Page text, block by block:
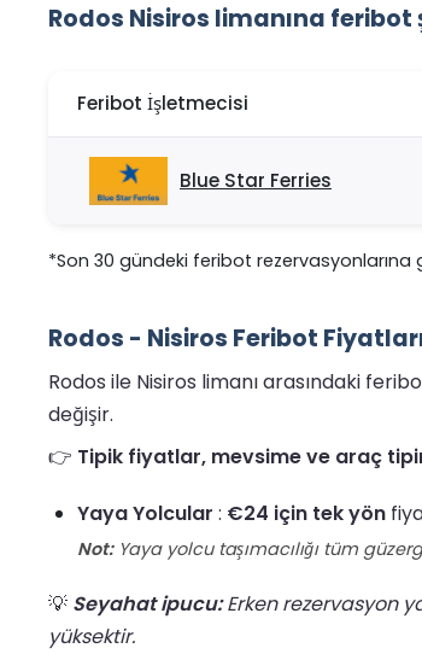
Rodos Nisiros limanına
Feribot İşletmecisi
Blue Star Ferries
*Son 30 gündeki feribot
Rodos - Nisiros Feribot
Rodos ile Nisiros limanı arasındaki
değişir.
👉 Tipik fiyatlar, mevsime ve araç
Yaya Yolcular : €24 için tek yön
Not:Yaya yolcu taşımacılığı tüm
💡 Seyahat ipucu:Erken rezervasyon
yüksektir.